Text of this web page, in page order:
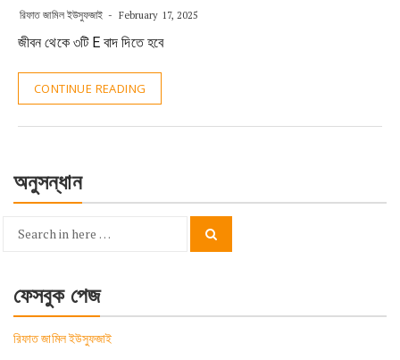
রিফাত জামিল ইউসুফজাই February 17, 2025
জীবন থেকে ৩টি E বাদ দিতে হবে
CONTINUE READING
অনুসন্ধান
Search
ফেসবুক পেজ
রিফাত জামিল ইউসুফজাই